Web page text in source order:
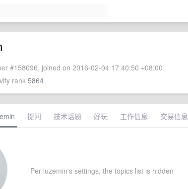
#158096, joined on 2016-02-04 17:40:50 +08:00
rank 5864
提问 技术话题 好玩 工作信息 交易信息
Per luzemin's settings, the topics list is hidden